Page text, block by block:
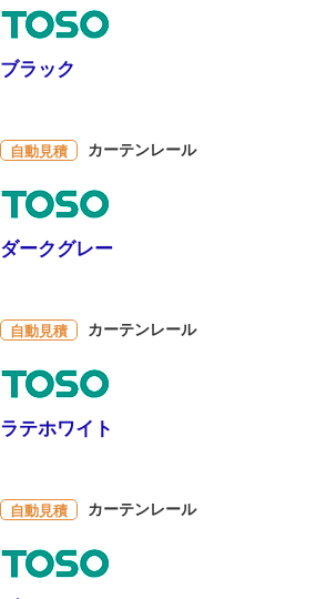
ブラック
自動見積 カーテンレール
ダークグレー
自動見積 カーテンレール
ラテホワイト
自動見積 カーテンレール